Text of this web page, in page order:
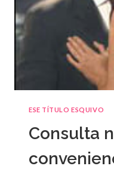
ESE TÍTULO ESQUIVO
Consulta